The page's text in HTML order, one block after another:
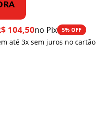
104,50no Pix 5% OFF
até 3x sem juros no cartão